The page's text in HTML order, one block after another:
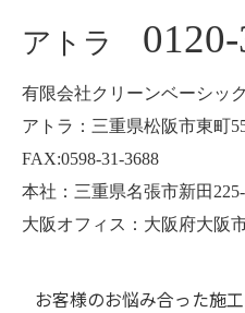
アトラ
有限会社クリーンベーシッ
アトラ：三重県松阪市東町
FAX:0598-31-3688
本社：三重県名張市新田
大阪オフィス：大阪府大阪
お客様のお悩み合った施